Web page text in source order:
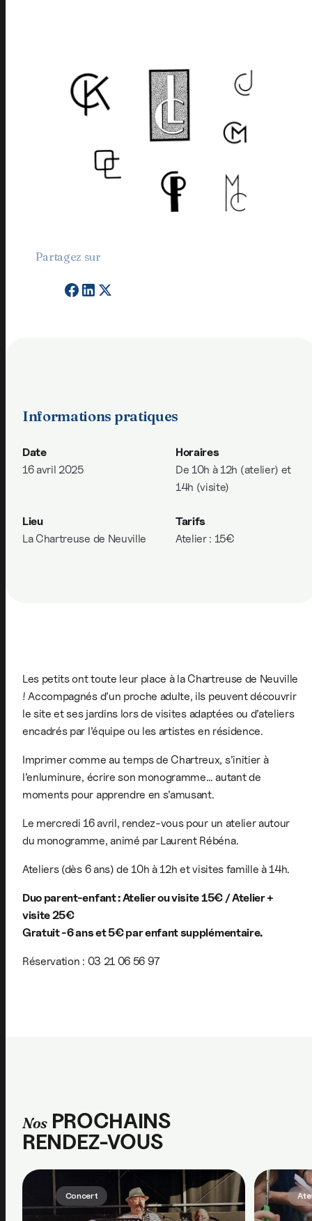
Partagez sur
Informations pratiques
Date
16 avril 2025
Horaires
De 10h à 12h (atelier) et
14h (visite)
Lieu
La Chartreuse de Neuville
Tarifs
Atelier : 15€
Les petits ont toute leur place à la Chartreuse de Neuville
! Accompagnés d’un proche adulte, ils peuvent découvrir
le site et ses jardins lors de visites adaptées ou d’ateliers
encadrés par l’équipe ou les artistes en résidence.
Imprimer comme au temps de Chartreux, s’initier à
l’enluminure, écrire son monogramme… autant de
moments pour apprendre en s’amusant.
Le mercredi 16 avril, rendez-vous pour un atelier autour
du monogramme, animé par Laurent Rébéna.
Ateliers (dès 6 ans) de 10h à 12h et visites famille à 14h.
Duo parent-enfant : Atelier ou visite 15€ / Atelier +
visite 25€
Gratuit -6 ans et 5€ par enfant supplémentaire.
Réservation : 03 21 06 56 97
Nos PROCHAINS
RENDEZ-VOUS
Concert